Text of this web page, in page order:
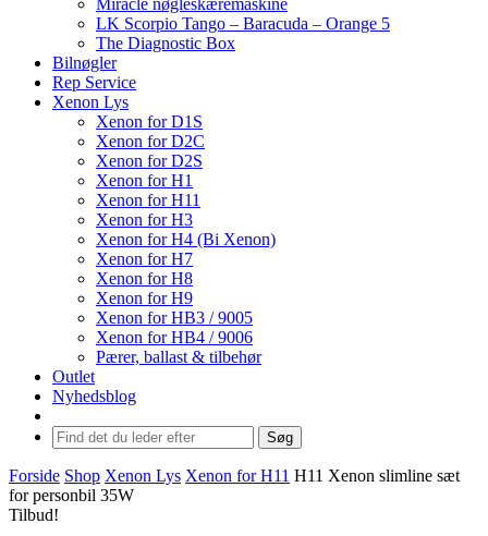
Miracle nøgleskæremaskine
LK Scorpio Tango – Baracuda – Orange 5
The Diagnostic Box
Bilnøgler
Rep Service
Xenon Lys
Xenon for D1S
Xenon for D2C
Xenon for D2S
Xenon for H1
Xenon for H11
Xenon for H3
Xenon for H4 (Bi Xenon)
Xenon for H7
Xenon for H8
Xenon for H9
Xenon for HB3 / 9005
Xenon for HB4 / 9006
Pærer, ballast & tilbehør
Outlet
Nyhedsblog
Søg
Forside Shop Xenon Lys Xenon for H11 H11 Xenon slimline sæt
for personbil 35W
Tilbud!